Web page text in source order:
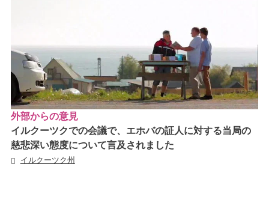
外部からの意見
イルクーツクでの会議で、エホバの証人に対する当局の
慈悲深い態度について言及されました
イルクーツク州